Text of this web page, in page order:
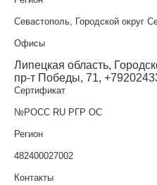
Севастополь, Городской округ
Офисы
Липецкая область,
пр-т Победы, 71,
Сертификат
№РОСС RU РГР ОС
Регион
482400027002
Контакты